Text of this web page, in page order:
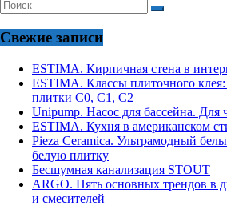
Свежие записи
ESTIMA. Кирпичная стена в
ESTIMA. Классы плиточного клея:
плитки С0, С1, С2
Unipump. Насос для бассейна. Для
ESTIMA. Кухня в американском
Pieza Ceramica. Ультрамодный
белую плитку
Бесшумная канализация STOUT
ARGO. Пять основных трендов в
и смесителей